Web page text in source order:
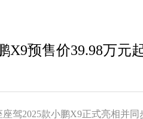
X9预售价39.98万元
驾2025款小鹏X9正式亮相并同